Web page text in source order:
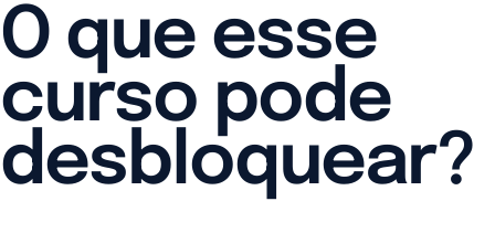
O que esse
curso pode
desbloquear?